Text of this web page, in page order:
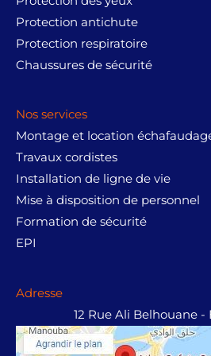
Protection antichute
Protection respiratoire
Chaussures de sécurité
Nos services
Montage et location
Travaux cordistes
Installation de ligne de vie
Mise à disposition de personnel
Formation de sécurité
EPI
Adresse
12 Rue Ali Belhouane -